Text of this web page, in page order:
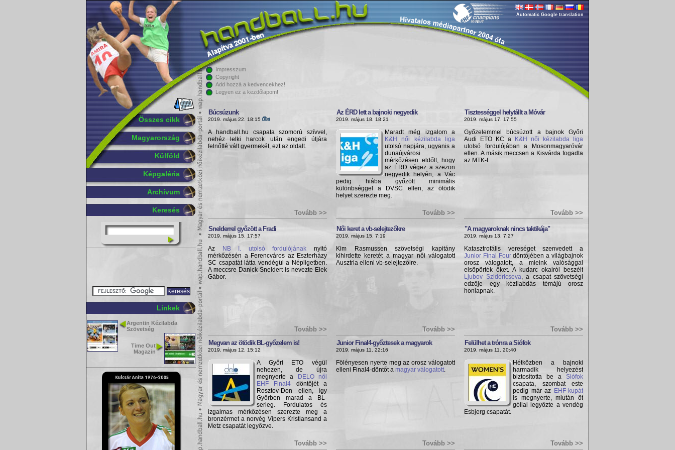
Összes cikk
Magyarország
Külföld
Képgaléria
Archívum
Keresés
Linkek
Argentin Kézilabda
Szövetség
Time Out
Magazin
Automatic Google translation
Impresszum
Copyright
Add hozzá a kedvencekhez!
Legyen ez a kezdőlapom!
Búcsúzunk
2019. május 22. 18:15
A handball.hu csapata szomorú szívvel,
nehéz lelki harcok után engedi útjára
felnőtté vált gyermekét, ezt az oldalt.
Tovább >>
Az ÉRD lett a bajnoki negyedik
2019. május 18. 18:21
Maradt még izgalom a
K&H női kézilabda liga
utolsó napjára, ugyanis a
dunaújvárosi
mérkőzésen eldőlt, hogy
az ÉRD végez a szezon
negyedik helyén, a Vác
pedig hiába győzött minimális
különbséggel a DVSC ellen, az ötödik
helyet szerezte meg.
Tovább >>
Tisztességgel helytállt a Móvár
2019. május 17. 17:55
Győzelemmel búcsúzott a bajnok Győri
Audi ETO KC a
K&H női kézilabda liga
utolsó fordulójában a Mosonmagyaróvár
ellen. A másik meccsen a Kisvárda fogadta
az MTK-t.
Tovább >>
Snelderrel győzött a Fradi
2019. május 15. 17:57
Az NB I. utolsó fordulójának nyitó
mérkőzésén a Ferencváros az Eszterházy
SC csapatát látta vendégül a Népligetben.
A meccsre Danick Sneldert is nevezte Elek
Gábor.
Tovább >>
Női keret a vb-selejtezőkre
2019. május 15. 7:19
Kim Rasmussen szövetségi kapitány
kihirdette keretét a magyar női válogatott
Ausztria elleni vb-selejtezőire.
Tovább >>
"A magyaroknak nincs taktikája"
2019. május 13. 7:27
Katasztrofális vereséget szenvedett a
Junior Final Fourdöntőjében a világbajnok
orosz válogatott, a mieink valósággal
elsöpörték őket. A kudarc okairól beszélt
Ljubov Szidoricseva, a csapat szövetségi
edzője egy kézilabdás témájú orosz
honlapnak.
Tovább >>
Megvan az ötödik BL-győzelem is!
2019. május 12. 15:12
A Győri ETO végül
nehezen, de újra
megnyerte a
DELO női
EHF Final4 döntőjét a
Rosztov-Don ellen, így
Győrben marad a BL-
serleg. Fordulatos és
izgalmas mérkőzésen szerezte meg a
bronzérmet a norvég Vipers Kristiansand a
Metz csapatát legyőzve.
Tovább >>
Junior Final4-győztesek a magyarok
2019. május 11. 22:16
Fölényesen nyerte meg az orosz válogatott
elleni Final4-döntőt a magyar válogatott.
Tovább >>
Felülhet a trónra a Siófok
2019. május 11. 20:40
Hétközben a bajnoki
harmadik helyezést
biztosította be a Siófok
csapata, szombat este
pedig már az EHF-kupát
is megnyerte, miután öt
góllal legyőzte a vendég
Esbjerg csapatát.
Tovább >>